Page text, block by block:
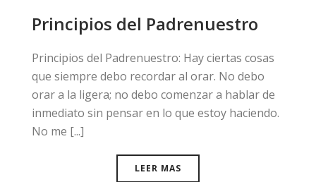
Principios del Padrenuestro
Principios del Padrenuestro: ​Hay ciertas cosas
que siempre debo recordar al orar. No debo
orar a la ligera; no debo comenzar a hablar de
inmediato sin pensar en lo que estoy haciendo.
No me [...]
LEER MAS